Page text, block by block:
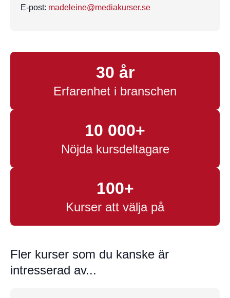
E-post: madeleine@mediakurser.se
30 år
Erfarenhet i branschen
10 000+
Nöjda kursdeltagare
100+
Kurser att välja på
Fler kurser som du kanske är
intresserad av...